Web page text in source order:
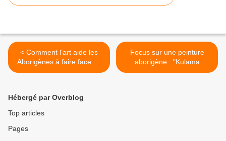
< Comment l’art aide les
Aborigènes à faire face au
fléau des maladies rénales
Focus sur une peinture
aborigène : "Kulama
Design" de Nina
Hébergé par Overblog
Top articles
Pages